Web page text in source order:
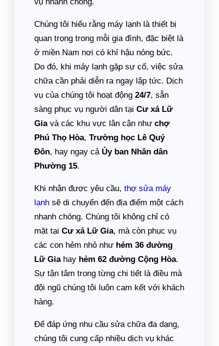
Chúng tôi hiểu rằng máy lạnh là thiết bị
quan trọng trong mỗi gia đình, đặc biệt là
ở miền Nam nơi có khí hậu nóng bức.
Do đó, khi máy lạnh gặp sự cố, việc sửa
chữa cần phải diễn ra ngay lập tức. Dịch
vụ của chúng tôi hoạt động 24/7, sẵn
sàng phục vụ người dân tại Cư xá Lữ
Giavà các khu vực lân cận như chợ
Phú Thọ Hòa, Trường học Lê Quý
Đôn, hay ngay cả Ủy ban Nhân dân
Phường 15.
Khi nhận được yêu cầu, thợ sửa máy
lạnh sẽ di chuyển đến địa điểm một cách
nhanh chóng. Chúng tôi không chỉ có
mặt tại Cư xá Lữ Gia, mà còn phục vụ
các con hẻm nhỏ như hẻm 36 đường
Lữ Giahay hẻm 62 đường Cộng Hòa.
Sự tận tâm trong từng chi tiết là điều mà
đội ngũ chúng tôi luôn cam kết với khách
hàng.
Để đáp ứng nhu cầu sửa chữa đa dạng,
chúng tôi cung cấp nhiều dịch vụ khác